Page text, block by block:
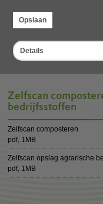
Opslaan
Details
Zelfscan
bedrijfsstoffen
Zelfscan composteren
pdf, 1MB
Zelfscan opslag agrarische
pdf, 1MB